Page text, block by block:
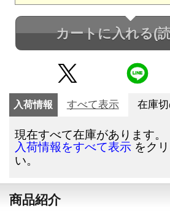
カートに入れる(
入荷情報 すべて表示 在庫
現在すべて在庫があります。
入荷情報をすべて表示 をク
い。
商品紹介